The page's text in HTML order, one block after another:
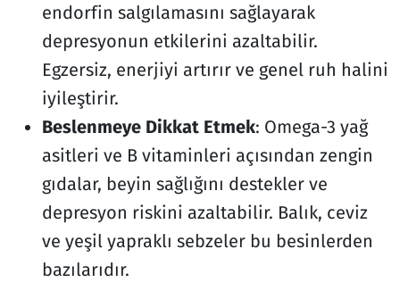
endorfin salgılamasını sağlayarak
depresyonun etkilerini azaltabilir.
Egzersiz, enerjiyi artırır ve genel ruh halini
iyileştirir.
Beslenmeye Dikkat Etmek: Omega-3 yağ
asitleri ve B vitaminleri açısından zengin
gıdalar, beyin sağlığını destekler ve
depresyon riskini azaltabilir. Balık, ceviz
ve yeşil yapraklı sebzeler bu besinlerden
bazılarıdır.